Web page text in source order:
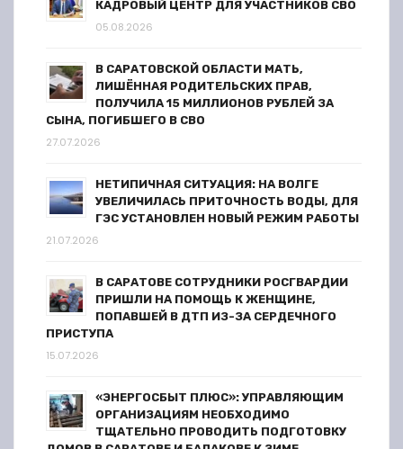
КАДРОВЫЙ ЦЕНТР ДЛЯ УЧАСТНИКОВ СВО
05.08.2026
В САРАТОВСКОЙ ОБЛАСТИ МАТЬ,
ЛИШЁННАЯ РОДИТЕЛЬСКИХ ПРАВ,
ПОЛУЧИЛА 15 МИЛЛИОНОВ РУБЛЕЙ ЗА
СЫНА, ПОГИБШЕГО В СВО
27.07.2026
НЕТИПИЧНАЯ СИТУАЦИЯ: НА ВОЛГЕ
УВЕЛИЧИЛАСЬ ПРИТОЧНОСТЬ ВОДЫ, ДЛЯ
ГЭС УСТАНОВЛЕН НОВЫЙ РЕЖИМ РАБОТЫ
21.07.2026
В САРАТОВЕ СОТРУДНИКИ РОСГВАРДИИ
ПРИШЛИ НА ПОМОЩЬ К ЖЕНЩИНЕ,
ПОПАВШЕЙ В ДТП ИЗ-ЗА СЕРДЕЧНОГО
ПРИСТУПА
15.07.2026
«ЭНЕРГОСБЫТ ПЛЮС»: УПРАВЛЯЮЩИМ
ОРГАНИЗАЦИЯМ НЕОБХОДИМО
ТЩАТЕЛЬНО ПРОВОДИТЬ ПОДГОТОВКУ